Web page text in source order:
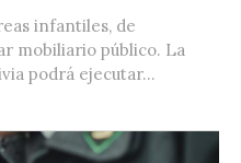
infantiles, de
mobiliario público. La
podrá ejecutar...